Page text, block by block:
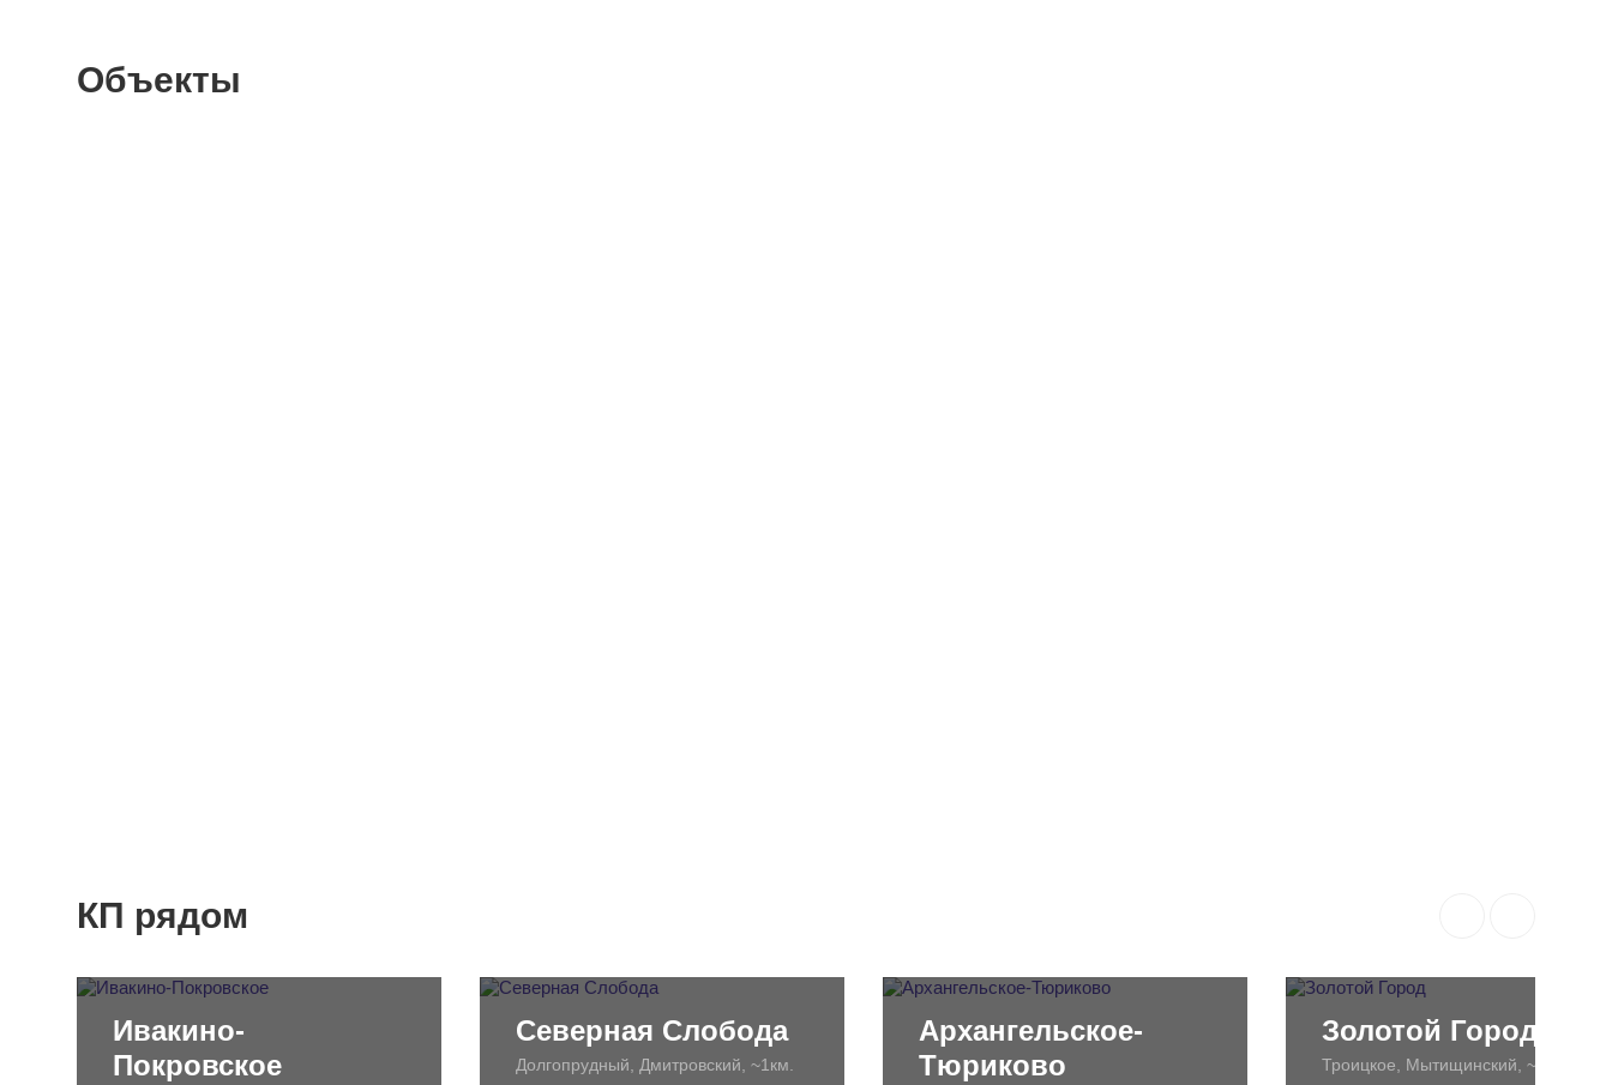
Объекты
КП рядом
Ивакино-
Покровское
Северная Слобода
Долгопрудный, Дмитровский, ~1км.
Архангельское-
Тюриково
Золотой Город
Троицкое, Мытищинский, ~10км.